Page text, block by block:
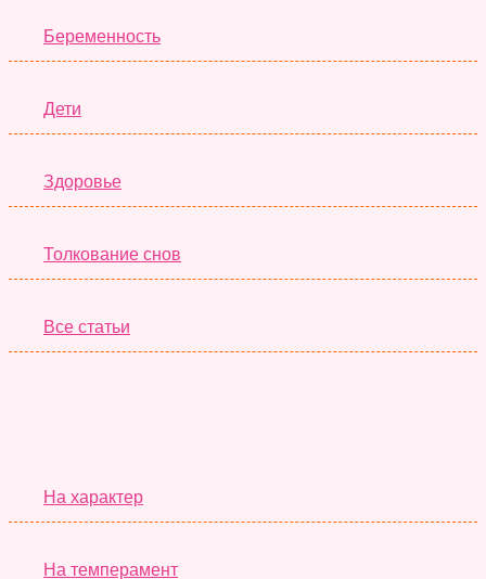
Беременность
Дети
Здоровье
Толкование снов
Все статьи
На характер
На темперамент